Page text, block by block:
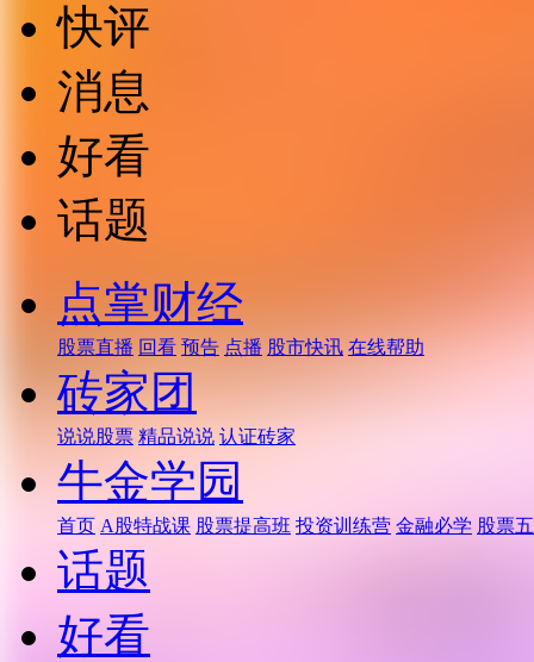
快评
消息
好看
话题
点掌财经
股票直播 回看 预告 点播 股市快讯 在线帮助
砖家团
说说股票 精品说说 认证砖家
牛金学园
首页 A股特战课 股票提高班 投资训练营 金融必学 股票
话题
好看